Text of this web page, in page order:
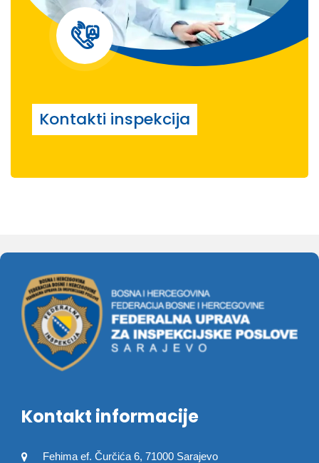
Kontakti inspekcija
Kontakt informacije
Fehima ef. Čurčića 6, 71000 Sarajevo